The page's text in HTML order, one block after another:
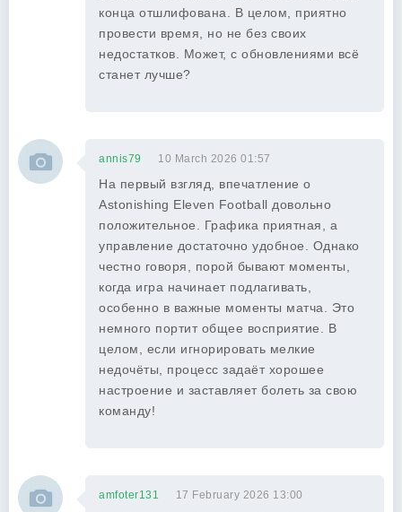
конца отшлифована. В целом, приятно
провести время, но не без своих
недостатков. Может, с обновлениями всё
станет лучше?
annis79 10 March 2026 01:57
На первый взгляд, впечатление о
Astonishing Eleven Football довольно
положительное. Графика приятная, а
управление достаточно удобное. Однако
честно говоря, порой бывают моменты,
когда игра начинает подлагивать,
особенно в важные моменты матча. Это
немного портит общее восприятие. В
целом, если игнорировать мелкие
недочёты, процесс задаёт хорошее
настроение и заставляет болеть за свою
команду!
amfoter131 17 February 2026 13:00